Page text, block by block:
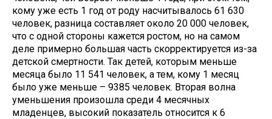
кому уже есть 1 год от роду насчитывалось 61 630
человек, разница составляет около 20 000 человек,
что с одной стороны кажется ростом, но на самом
деле примерно большая часть скорректируется из-за
детской смертности. Так детей, которым меньше
месяца было 11 541 человек, а тем, кому 1 месяц
было уже меньше – 9385 человек. Вторая волна
уменьшения произошла среди 4 месячных
младенцев, высокий показатель относится к 6